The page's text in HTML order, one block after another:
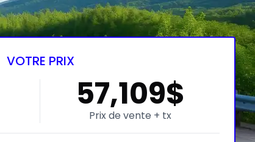
VOTRE PRIX
57,109$
Prix de vente + tx